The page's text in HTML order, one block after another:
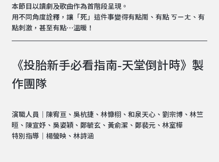
本節目以讀劇及歌曲作為首階段呈現。
用不同角度詮釋，讓「死」這件事變得有點鬧、有點 ㄎㄧㄤ、有
點刺激，甚至有點⋯溫暖！
《投胎新手必看指南-天堂倒計時》製
作團隊
演職人員｜陳宥亘、吳杭捷、林慷栩、和泉天心、劉宗博、林竺
晅、陳宣妤、吳姿穎、鄭毓玄、黃俞潔、鄭裴元、林室樺
特別指導｜楊螢映、林詩涵